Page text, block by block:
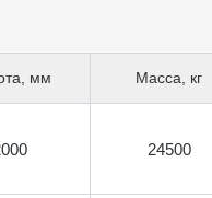
мм Масса, кг
24500